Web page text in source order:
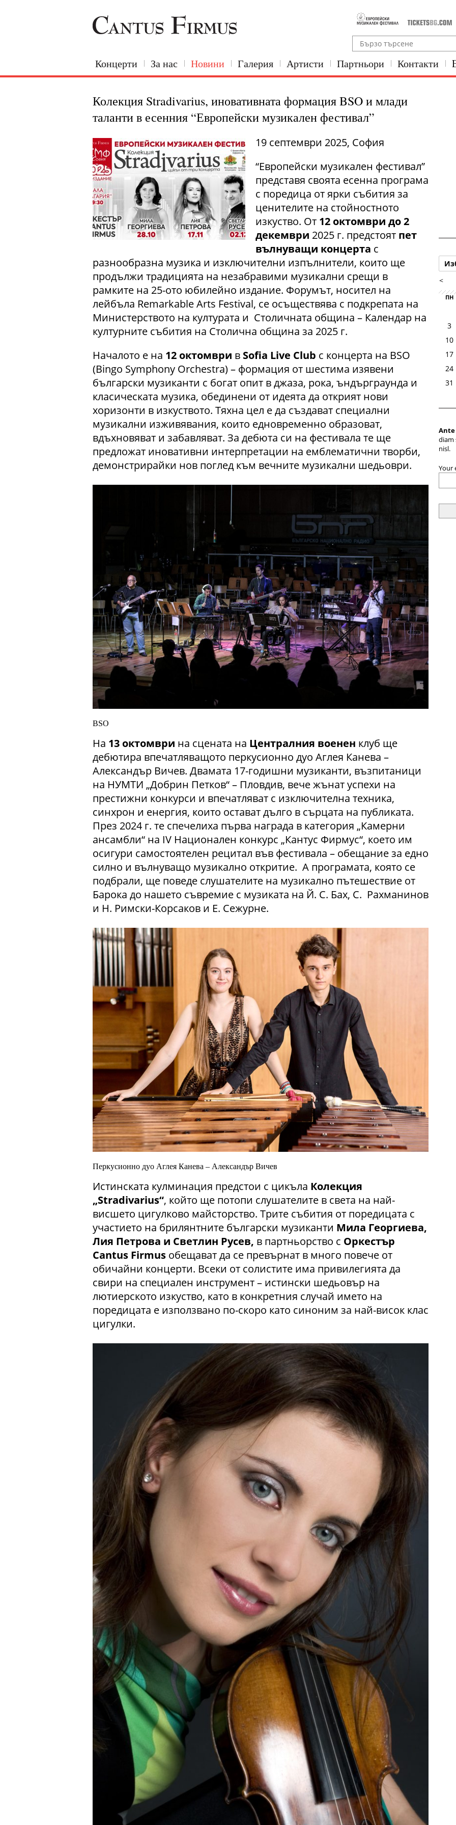
Концерти За нас Новини Галерия Артисти Партньори Контакти
Колекция Stradivarius, иновативната формация BSO и млади
таланти в есенния “Европейски музикален фестивал”
19 септември 2025, София
“Европейски музикален фестивал”
представя своята есенна програма
с поредица от ярки събития за
ценителите на стойностното
изкуство. От 12 октомври до 2
декември 2025 г. предстоят пет
вълнуващи концерта с
разнообразна музика и изключителни изпълнители, които ще
продължи традицията на незабравими музикални срещи в
рамките на 25-ото юбилейно издание. Форумът, носител на
лейбъла Remarkable Arts Festival, се осъществява с подкрепата на
Министерството на културата и Столичната община – Календар на
културните събития на Столична община за 2025 г.
Началото е на 12 октомври в Sofia Live Club с концерта на BSO
(Bingo Symphony Orchestra) – формация от шестима изявени
български музиканти с богат опит в джаза, рока, ъндърграунда и
класическата музика, обединени от идеята да открият нови
хоризонти в изкуството. Тяхна цел е да създават специални
музикални изживявания, които едновременно образоват,
вдъхновяват и забавляват. За дебюта си на фестивала те ще
предложат иновативни интерпретации на емблематични творби,
демонстрирайки нов поглед към вечните музикални шедьоври.
BSO
На 13 октомври на сцената на Централния военен клуб ще
дебютира впечатляващото перкусионно дуо Аглея Канева –
Александър Вичев. Двамата 17-годишни музиканти, възпитаници
на НУМТИ „Добрин Петков“ – Пловдив, вече жънат успехи на
престижни конкурси и впечатляват с изключителна техника,
синхрон и енергия, които остават дълго в сърцата на публиката.
През 2024 г. те спечелиха първа награда в категория „Камерни
ансамбли“ на IV Национален конкурс „Кантус Фирмус“, което им
осигури самостоятелен рецитал във фестивала – обещание за едно
силно и вълнуващо музикално откритие. А програмата, която се
подбрали, ще поведе слушателите на музикално пътешествие от
Барока до нашето съвремие с музиката на Й. С. Бах, С. Рахманинов
и Н. Римски-Корсаков и Е. Сежурне.
Перкусионно дуо Аглея Канева – Александър Вичев
Истинската кулминация предстои с цикъла Колекция
„Stradivarius“, който ще потопи слушателите в света на най-
висшето цигулково майсторство. Трите събития от поредицата с
участието на брилянтните български музиканти Мила Георгиева,
Лия Петрова и Светлин Русев, в партньорство с Оркестър
Cantus Firmus обещават да се превърнат в много повече от
обичайни концерти. Всеки от солистите има привилегията да
свири на специален инструмент – истински шедьовър на
лютиерското изкуство, като в конкретния случай името на
поредицата е използвано по-скоро като синоним за най-висок клас
цигулки.
ПН
<
3
10
17
24
31
diam
nisl.
Your